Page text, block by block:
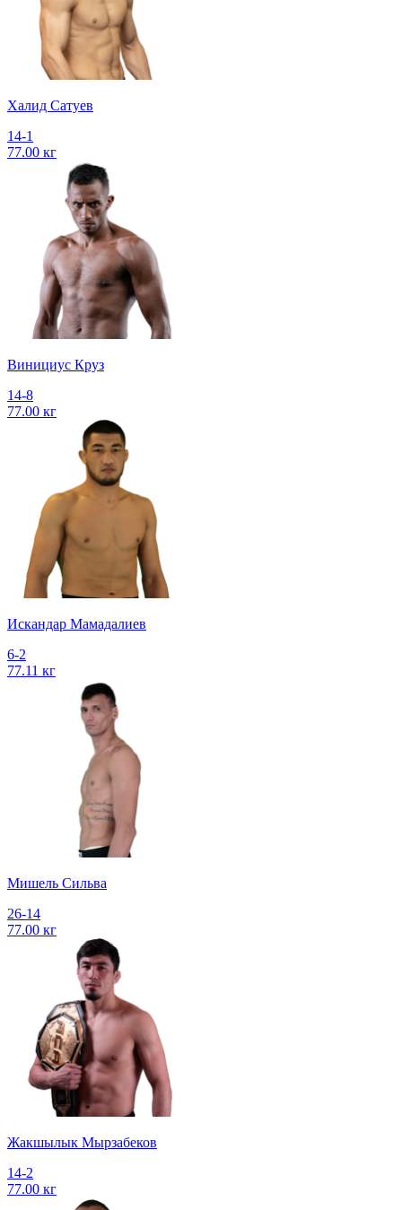
Халид Сатуев
14-1
77.00 кг
Винициус Круз
14-8
77.00 кг
Искандар Мамадалиев
6-2
77.11 кг
Мишель Сильва
26-14
77.00 кг
Жакшылык Мырзабеков
14-2
77.00 кг